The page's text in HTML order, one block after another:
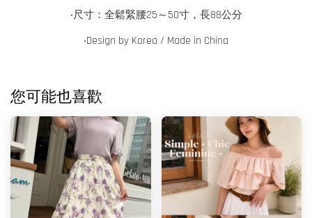
‧尺寸：全鬆緊腰25～50寸，長88公分
‧Design by Korea / Made in China
您可能也喜歡